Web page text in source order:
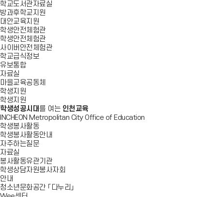
학교도서관자료실
방과후학교지원
대안교육지원
학생안전체험관
학생안전체험관
사이버안전체험관
학교급식정보
유보통합
자료실
마을교육공동체
학생지원
학생지원
학생성공시대 를 여는 인천교육
INCHEON Metropolitan City Office of Education
학생봉사활동
학생봉사활동안내
자주하는질문
자료실
봉사활동유관기관
학생상담자원봉사자회
안내
청소년문화공간 「다누리」